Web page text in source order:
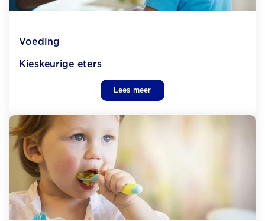
Voeding
Kieskeurige eters
Lees meer